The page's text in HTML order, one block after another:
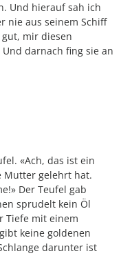
Und hierauf sah ich
nie aus seinem Schiff
mir diesen
darnach fing sie an
«Ach, das ist ein
Mutter gelehrt hat.
Der Teufel gab
sprudelt kein Öl
Tiefe mit einem
keine goldenen
darunter ist